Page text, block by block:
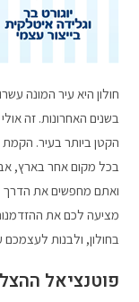
חולון היא עיר המונה
בשנים האחרונות. זה
הקטן ביותר בעיר.
בכל מקום אחר בארץ,
ואתם מחפשים את הדרך
מציעה לכם את ההזדמנות
בחולון, ולבנות לעצמכם
פוטנציאל